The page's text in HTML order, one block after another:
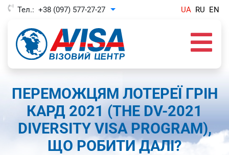
Тел.: +38 (097) 577-27-27 Toggle Dropdown UA RU EN
ПЕРЕМОЖЦЯМ ЛОТЕРЕЇ ГРІН
КАРД 2021 (THE DV-2021
DIVERSITY VISA PROGRAM),
ЩО РОБИТИ ДАЛІ?